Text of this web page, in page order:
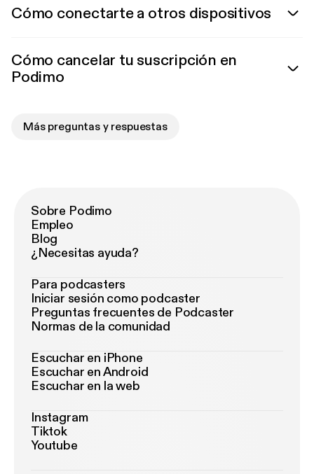
Cómo conectarte a otros dispositivos
Cómo cancelar tu suscripción en
Podimo
Más preguntas y respuestas
Sobre Podimo
Empleo
Blog
¿Necesitas ayuda?
Para podcasters
Iniciar sesión como podcaster
Preguntas frecuentes de Podcaster
Normas de la comunidad
Escuchar en iPhone
Escuchar en Android
Escuchar en la web
Instagram
Tiktok
Youtube